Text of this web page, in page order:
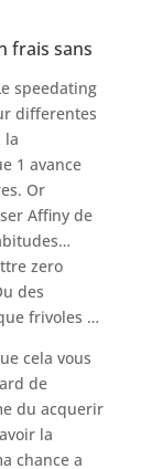
frais sans
speedating
differentes
la
1 avance
Or
Affiny de
zero
des
frivoles …
cela vous
de
du acquerir
la
chance a